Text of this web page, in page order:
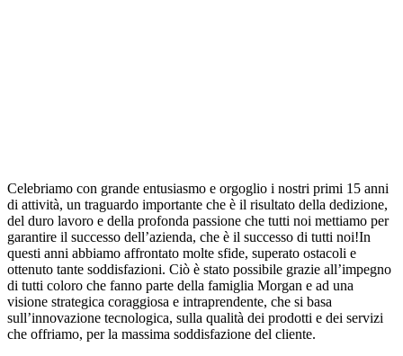
Celebriamo con grande entusiasmo e orgoglio i nostri primi 15 anni
di attività, un traguardo importante che è il risultato della dedizione,
del duro lavoro e della profonda passione che tutti noi mettiamo per
garantire il successo dell’azienda, che è il successo di tutti noi!In
questi anni abbiamo affrontato molte sfide, superato ostacoli e
ottenuto tante soddisfazioni. Ciò è stato possibile grazie all’impegno
di tutti coloro che fanno parte della famiglia Morgan e ad una
visione strategica coraggiosa e intraprendente, che si basa
sull’innovazione tecnologica, sulla qualità dei prodotti e dei servizi
che offriamo, per la massima soddisfazione del cliente.